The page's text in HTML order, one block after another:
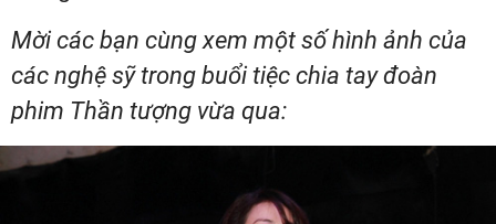
Mời các bạn cùng xem một số hình ảnh của
các nghệ sỹ trong buổi tiệc chia tay đoàn
phim Thần tượng vừa qua: